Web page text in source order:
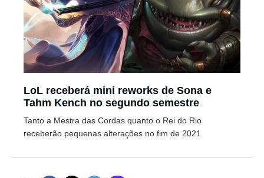
LoL receberá mini reworks de Sona e
Tahm Kench no segundo semestre
Tanto a Mestra das Cordas quanto o Rei do Rio
receberão pequenas alterações no fim de 2021